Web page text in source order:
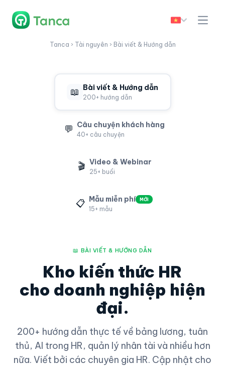
Tanca › Tài nguyên › Bài viết & Hướng dẫn
📖 Bài viết & Hướng dẫn
200+ hướng dẫn
💬 Câu chuyện khách hàng
40+ câu chuyện
🎬 Video & Webinar
25+ buổi
📋 Mẫu miễn phí MỚI
15+ mẫu
📖 BÀI VIẾT & HƯỚNG DẪN
Kho kiến thức HR
cho doanh nghiệp hiện
đại.
200+ hướng dẫn thực tế về bảng lương, tuân
thủ, AI trong HR, quản lý nhân tài và nhiều hơn
nữa. Viết bởi các chuyên gia HR. Cập nhật cho